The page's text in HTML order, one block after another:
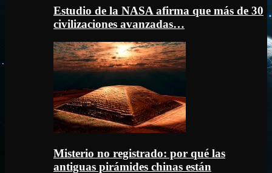
Estudio de la NASA afirma que más de 30
civilizaciones avanzadas…
Misterio no registrado: por qué las
antiguas pirámides chinas están